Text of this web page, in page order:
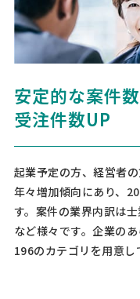
安定的な案件
受注件数UP
起業予定の方、経営者
年々増加傾向にあり、
す。案件の業界内訳は
など様々です。企業の
196のカテゴリを用意し
人気案件
や送付
社会保険労
[依頼したい業務] 社保・
社規模] 31〜100名 [依頼
社。 各種保険の手続き（
人気案件
談・問合